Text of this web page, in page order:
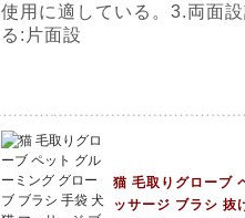
使用に適している。3.両面
る:片面設
猫 毛取りグローブ
ッサージ ブラシ 抜